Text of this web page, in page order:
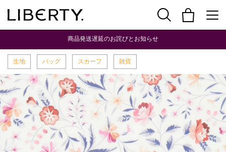
商品発送遅延のお詫びとお知らせ
生地 バッグ スカーフ 雑貨